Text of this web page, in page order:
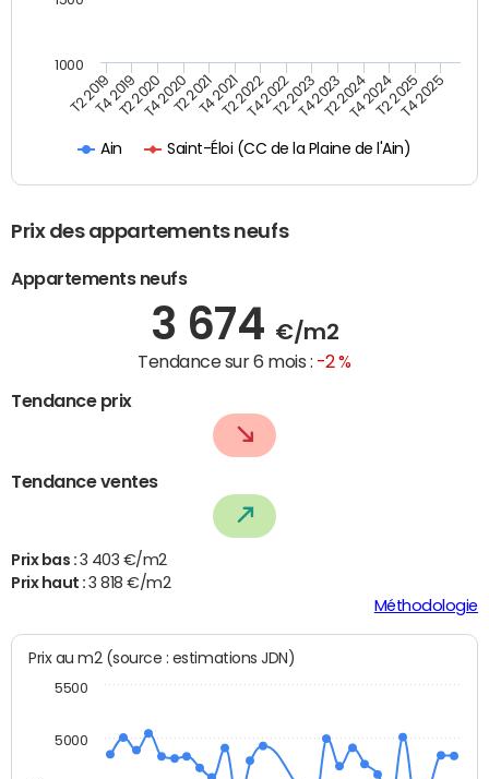
Ain Saint-Éloi (CC de la Plaine de l'Ain)
T2 2019T4 2019T2 2020T4 2020T2 2021T4 2021T2 2022T4 2022T2 2023T4 2023T2 2024T4 2024T2 2025T4 2025
1000
Prix des appartements neufs
Appartements neufs
3 674 €/m2
Tendance sur 6 mois : -2 %
Tendance prix
Tendance ventes
Prix bas : 3 403 €/m2
Prix haut :3 818 €/m2
Méthodologie
Prix au m2 (source : estimations JDN)
5000
5500